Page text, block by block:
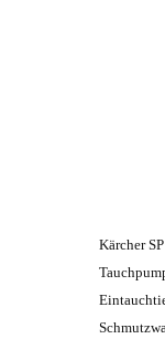
Kärcher